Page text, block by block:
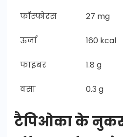
फॉस्फोरस 27 mg
ऊर्जा 160 kcal
फाइबर 1.8 g
वसा 0.3 g
टैपिओका के